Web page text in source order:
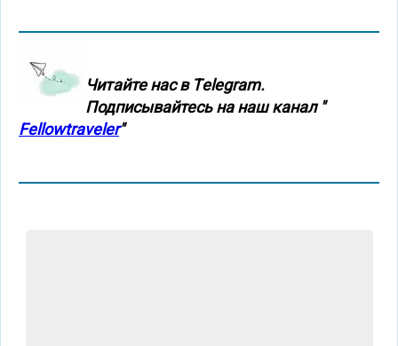
Читайте нас в Тelegram.
Подписывайтесь на наш канал "
Fellowtraveler"